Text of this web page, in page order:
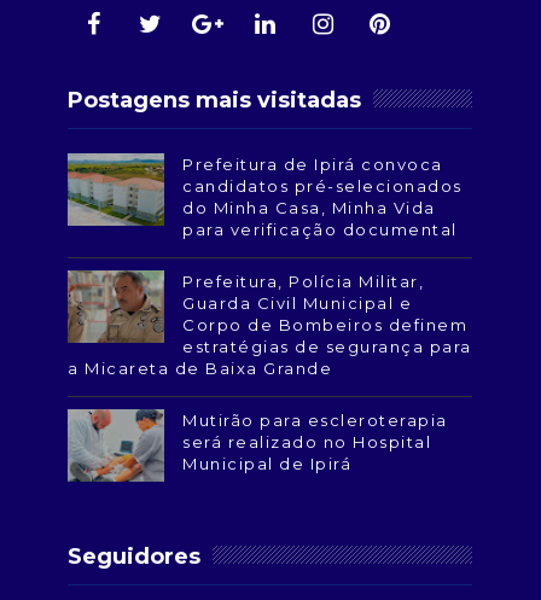
Postagens mais visitadas
Prefeitura de Ipirá convoca
candidatos pré-selecionados
do Minha Casa, Minha Vida
para verificação documental
Prefeitura, Polícia Militar,
Guarda Civil Municipal e
Corpo de Bombeiros definem
estratégias de segurança para
a Micareta de Baixa Grande
Mutirão para escleroterapia
será realizado no Hospital
Municipal de Ipirá
Seguidores